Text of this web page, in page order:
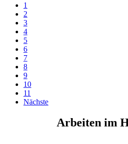
1
2
3
4
5
6
7
8
9
10
11
Nächste
Arbeiten im